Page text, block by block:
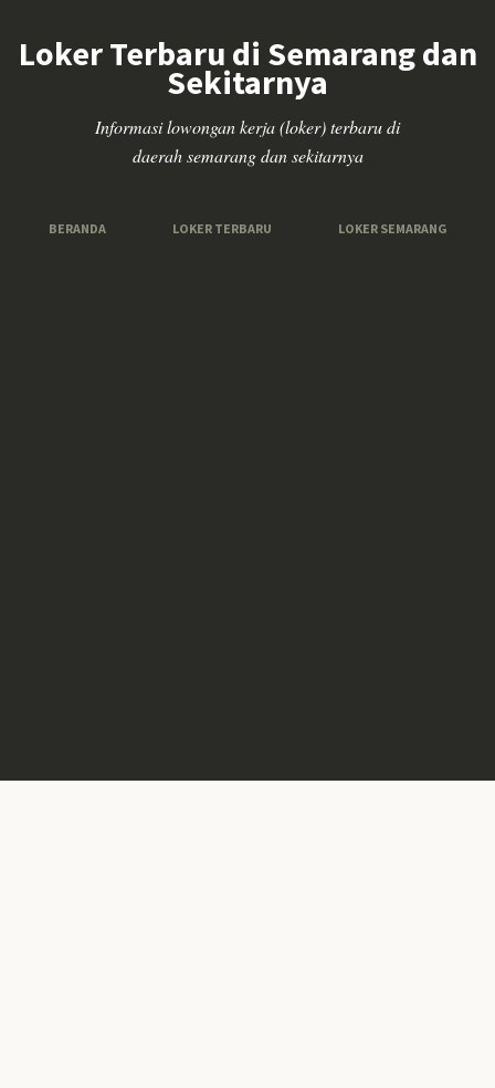
Loker Terbaru di Semarang dan
Sekitarnya
Informasi lowongan kerja (loker) terbaru di
daerah semarang dan sekitarnya
BERANDA LOKER TERBARU LOKER SEMARANG